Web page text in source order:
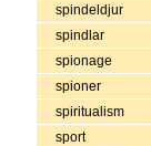
spindeldjur
spindlar
spionage
spioner
spiritualism
sport